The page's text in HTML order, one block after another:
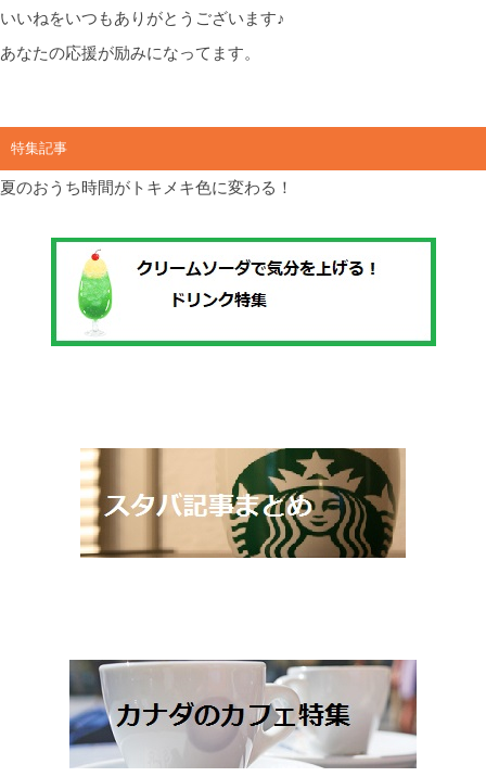
いいねをいつもありがとうございます♪
あなたの応援が励みになってます。
特集記事
夏のおうち時間がトキメキ色に変わる！